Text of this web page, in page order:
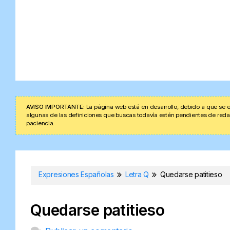
AVISO IMPORTANTE: La página web está en desarrollo, debido a que
algunas de las definiciones que buscas todavía estén pendientes de
paciencia.
Expresiones Españolas Letra Q Quedarse patitieso
Quedarse patitieso